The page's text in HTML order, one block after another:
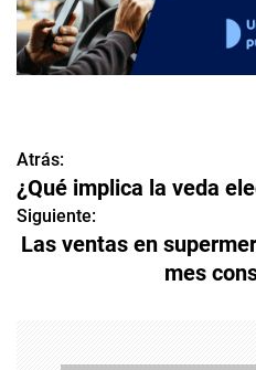
N
a
v
Atrás:
¿Qué implica la veda
Siguiente:
Las ventas en
mes